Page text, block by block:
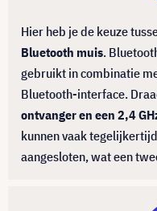
Hier heb je de keuze
Bluetooth muis.
gebruikt in combinatie
Bluetooth-interface.
ontvanger en een 2,4
kunnen vaak
aangesloten, wat een